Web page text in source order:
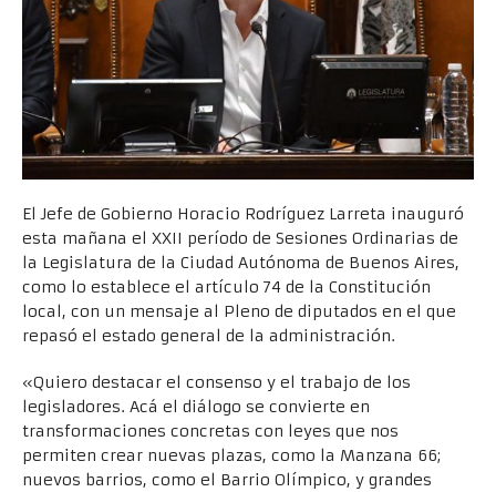
El Jefe de Gobierno Horacio Rodríguez Larreta inauguró
esta mañana el XXII período de Sesiones Ordinarias de
la Legislatura de la Ciudad Autónoma de Buenos Aires,
como lo establece el artículo 74 de la Constitución
local, con un mensaje al Pleno de diputados en el que
repasó el estado general de la administración.
«Quiero destacar el consenso y el trabajo de los
legisladores. Acá el diálogo se convierte en
transformaciones concretas con leyes que nos
permiten crear nuevas plazas, como la Manzana 66;
nuevos barrios, como el Barrio Olímpico, y grandes